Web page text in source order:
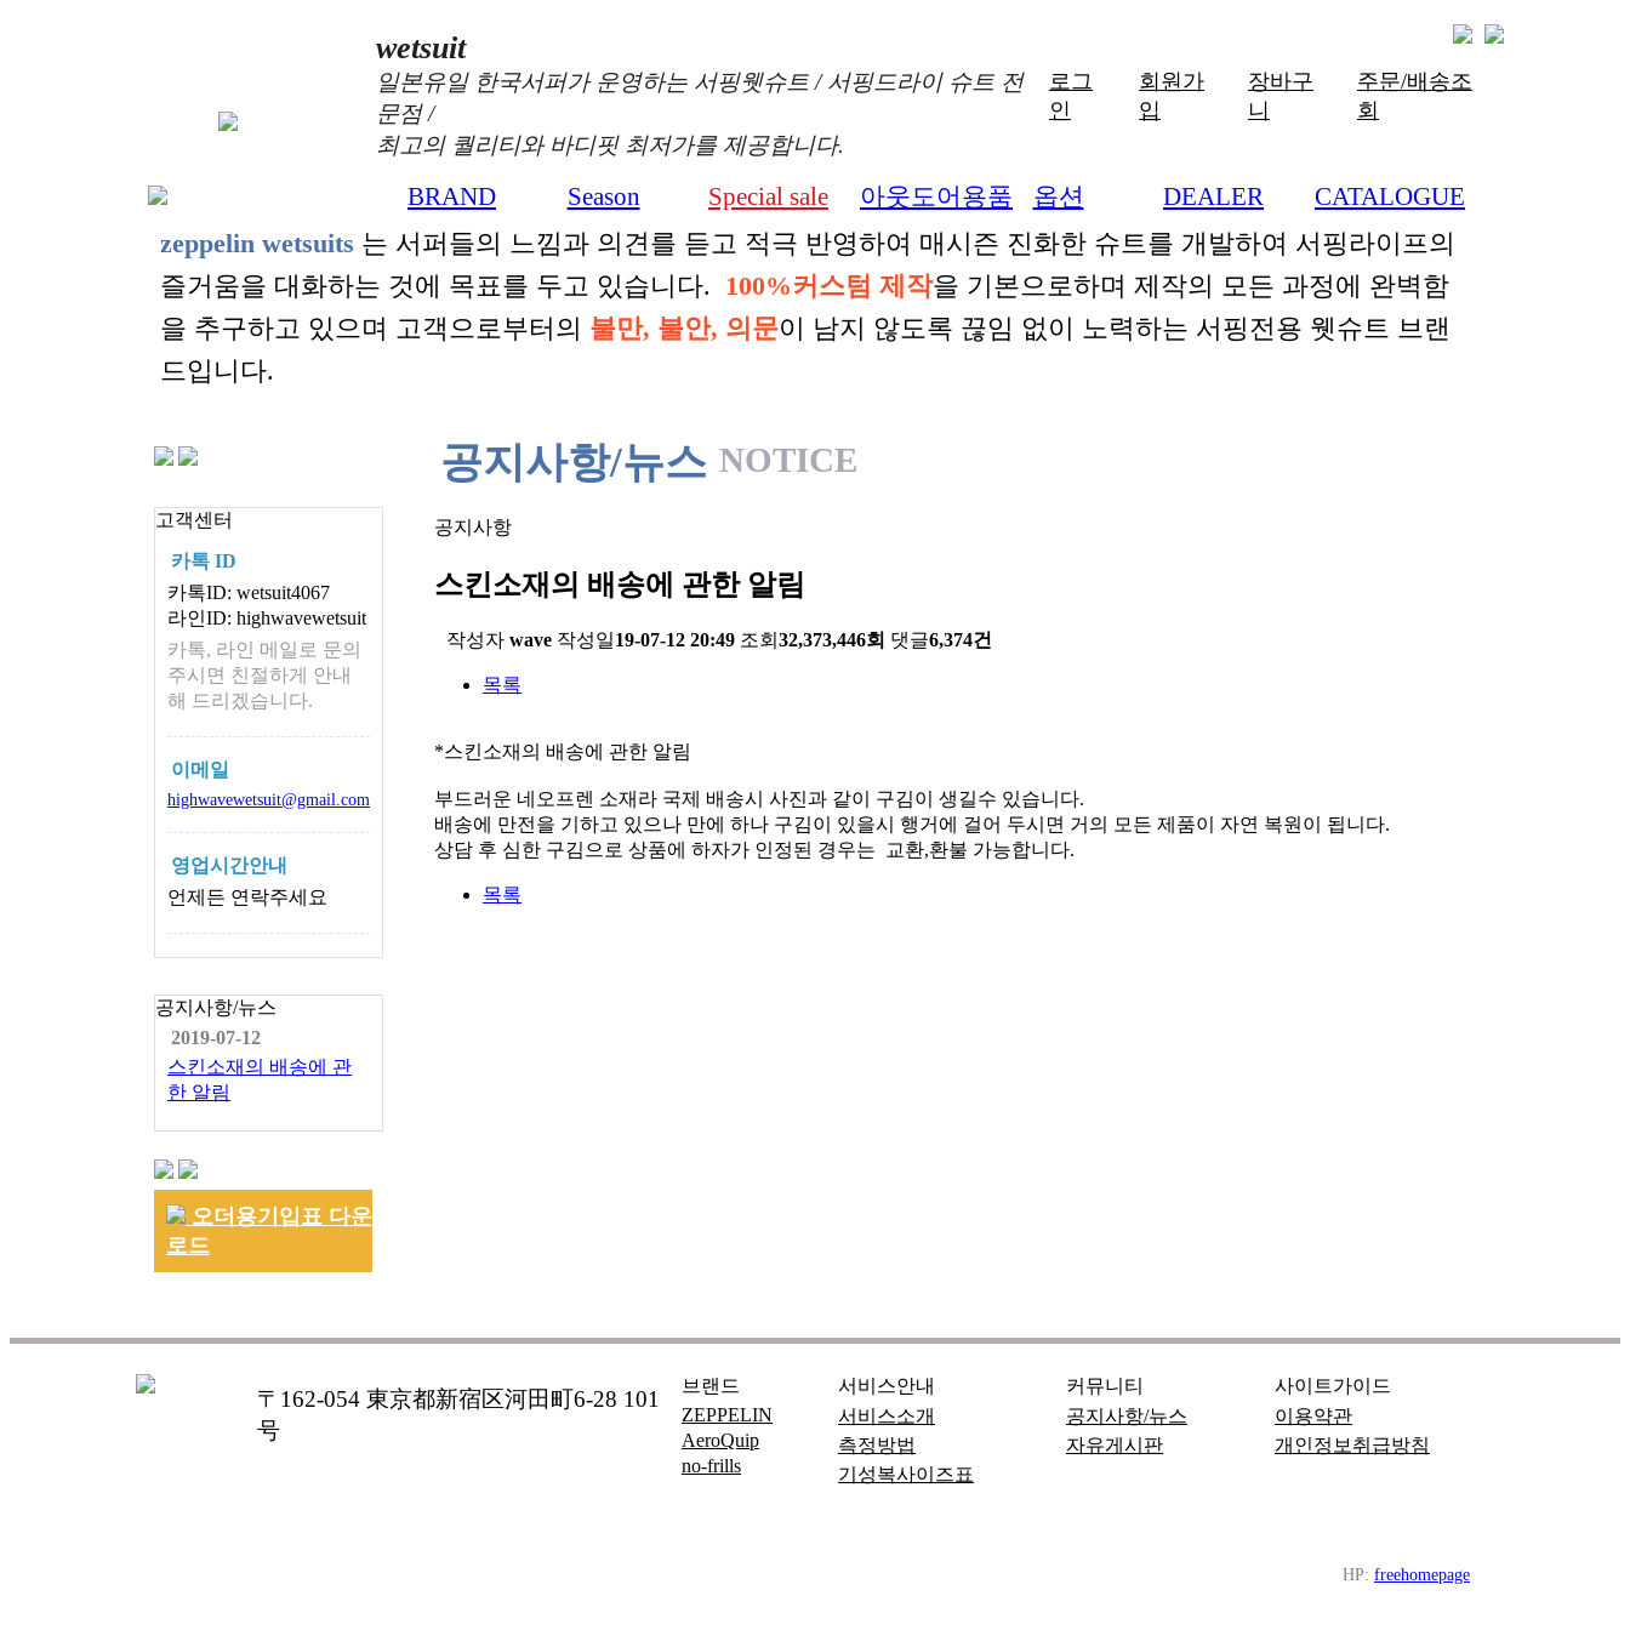
wetsuit
일본유일 한국서퍼가 운영하는 서핑웻슈트 / 서핑드라이 슈트 전
문점 /
최고의 퀄리티와 바디핏 최저가를 제공합니다.
로그
인
회원가
입
장바구
니
주문/배송조
회
BRAND Season Special sale 아웃도어용품 옵션 DEALER CATALOGUE
zeppelin wetsuits 는 서퍼들의 느낌과 의견를 듣고 적극 반영하여 매시즌 진화한 슈트를 개발하여 서핑라이프의
즐거움을 대화하는 것에 목표를 두고 있습니다. 100%커스텀 제작을 기본으로하며 제작의 모든 과정에 완벽함
을 추구하고 있으며 고객으로부터의 불만, 불안, 의문이 남지 않도록 끊임 없이 노력하는 서핑전용 웻슈트 브랜
드입니다.
고객센터
카톡 ID
카톡ID: wetsuit4067
라인ID: highwavewetsuit
카톡, 라인 메일로 문의
주시면 친절하게 안내
해 드리겠습니다.
이메일
highwavewetsuit@gmail.com
영업시간안내
언제든 연락주세요
공지사항/뉴스
2019-07-12
스킨소재의 배송에 관
한 알림
오더용기입표 다운
로드
공지사항/뉴스 NOTICE
공지사항
스킨소재의 배송에 관한 알림
작성자 wave 작성일19-07-12 20:49 조회 32,373,446회 댓글6,374건
목록
*스킨소재의 배송에 관한 알림
부드러운 네오프렌 소재라 국제 배송시 사진과 같이 구김이 생길수 있습니다.
배송에 만전을 기하고 있으나 만에 하나 구김이 있을시 행거에 걸어 두시면 거의 모든 제품이 자연 복원이 됩니다.
상담 후 심한 구김으로 상품에 하자가 인정된 경우는 교환,환불 가능합니다.
목록
〒162-054 東京都新宿区河田町6-28 101
号
브랜드
ZEPPELIN
AeroQuip
no-frills
서비스안내
서비스소개
측정방법
기성복사이즈표
커뮤니티
공지사항/뉴스
자유게시판
사이트가이드
이용약관
개인정보취급방침
HP: freehomepage